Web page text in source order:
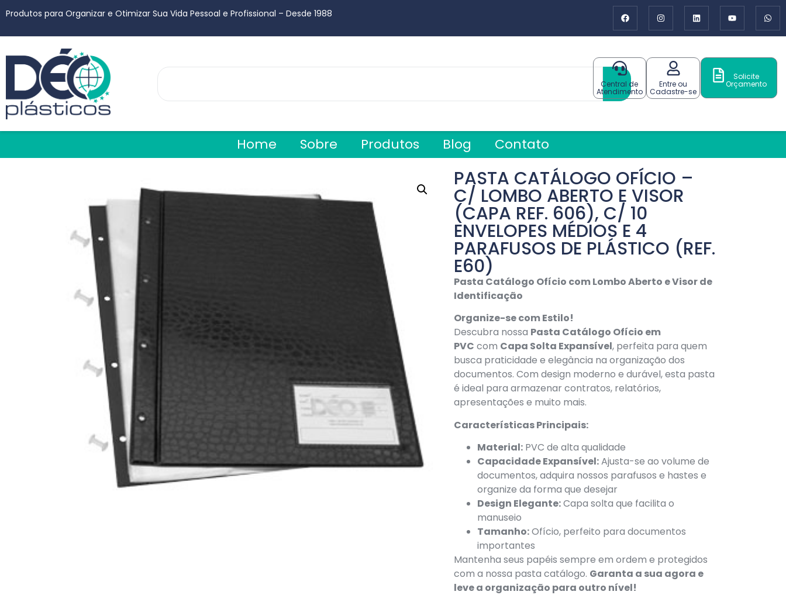
Produtos para Organizar e Otimizar Sua Vida Pessoal e Profissional – Desde 1988
Central de
Atendimento
Entre ou
Cadastre-se
Solicite
Orçamento
Home Sobre Produtos Blog Contato
PASTA CATÁLOGO OFÍCIO –
C/ LOMBO ABERTO E VISOR
(CAPA REF. 606), C/ 10
ENVELOPES MÉDIOS E 4
PARAFUSOS DE PLÁSTICO (REF.
E60)
Pasta Catálogo Ofício com Lombo Aberto e Visor de
Identificação
Organize-se com Estilo!
Descubra nossa Pasta Catálogo Ofício em
PVC com Capa Solta Expansível, perfeita para quem
busca praticidade e elegância na organização dos
documentos. Com design moderno e durável, esta pasta
é ideal para armazenar contratos, relatórios,
apresentações e muito mais.
Características Principais:
Material: PVC de alta qualidade
Capacidade Expansível:Ajusta-se ao volume de
documentos, adquira nossos parafusos e hastes e
organize da forma que desejar
Design Elegante:Capa solta que facilita o
manuseio
Tamanho:Ofício, perfeito para documentos
importantes
Mantenha seus papéis sempre em ordem e protegidos
com a nossa pasta catálogo. Garanta a sua agora e
leve a organização para outro nível!